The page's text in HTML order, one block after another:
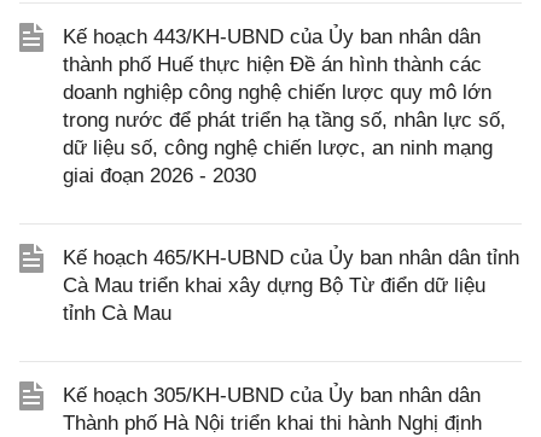
Kế hoạch 443/KH-UBND của Ủy ban nhân dân
thành phố Huế thực hiện Đề án hình thành các
doanh nghiệp công nghệ chiến lược quy mô lớn
trong nước để phát triển hạ tầng số, nhân lực số,
dữ liệu số, công nghệ chiến lược, an ninh mạng
giai đoạn 2026 - 2030
Kế hoạch 465/KH-UBND của Ủy ban nhân dân tỉnh
Cà Mau triển khai xây dựng Bộ Từ điển dữ liệu
tỉnh Cà Mau
Kế hoạch 305/KH-UBND của Ủy ban nhân dân
Thành phố Hà Nội triển khai thi hành Nghị định